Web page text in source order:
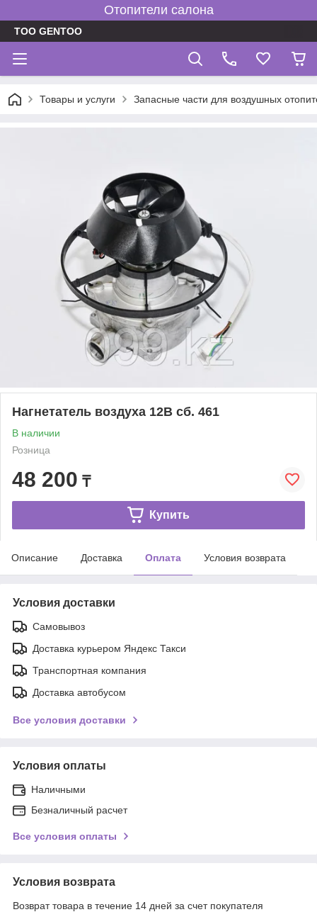
Отопители салона
TOO GENTOO
Товары и услуги Запасные части для воздушных
Нагнетатель воздуха 12В сб. 461
В наличии
Розница
48 200 ₸
Купить
Описание Доставка Оплата Условия возврата
Условия доставки
Самовывоз
Доставка курьером Яндекс Такси
Транспортная компания
Доставка автобусом
Все условия доставки
Условия оплаты
Наличными
Безналичный расчет
Все условия оплаты
Условия возврата
Возврат товара в течение 14 дней за счет покупателя